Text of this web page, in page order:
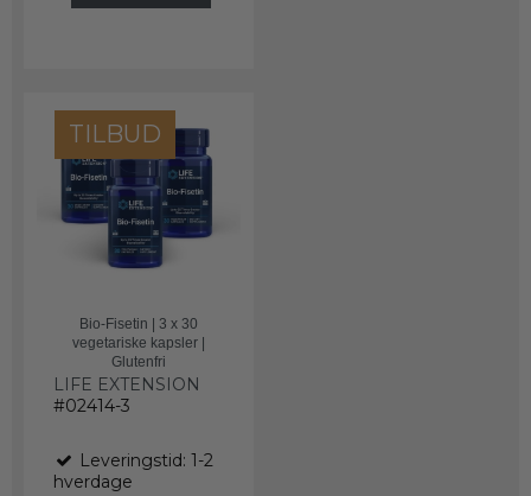
TILBUD
Bio-Fisetin | 3 x 30
vegetariske kapsler |
Glutenfri
LIFE EXTENSION
#02414-3
Leveringstid: 1-2
hverdage